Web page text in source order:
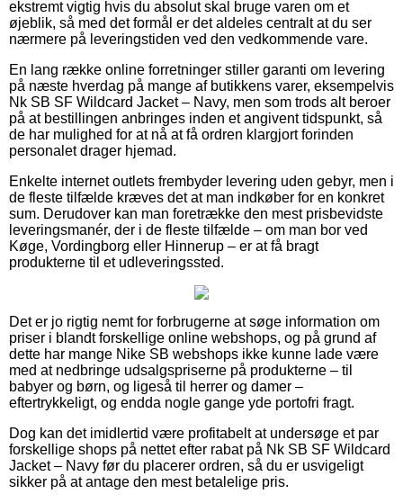
ekstremt vigtig hvis du absolut skal bruge varen om et
øjeblik, så med det formål er det aldeles centralt at du ser
nærmere på leveringstiden ved den vedkommende vare.
En lang række online forretninger stiller garanti om levering
på næste hverdag på mange af butikkens varer, eksempelvis
Nk SB SF Wildcard Jacket – Navy, men som trods alt beroer
på at bestillingen anbringes inden et angivent tidspunkt, så
de har mulighed for at nå at få ordren klargjort forinden
personalet drager hjemad.
Enkelte internet outlets frembyder levering uden gebyr, men i
de fleste tilfælde kræves det at man indkøber for en konkret
sum. Derudover kan man foretrække den mest prisbevidste
leveringsmanér, der i de fleste tilfælde – om man bor ved
Køge, Vordingborg eller Hinnerup – er at få bragt
produkterne til et udleveringssted.
Det er jo rigtig nemt for forbrugerne at søge information om
priser i blandt forskellige online webshops, og på grund af
dette har mange Nike SB webshops ikke kunne lade være
med at nedbringe udsalgspriserne på produkterne – til
babyer og børn, og ligeså til herrer og damer –
eftertrykkeligt, og endda nogle gange yde portofri fragt.
Dog kan det imidlertid være profitabelt at undersøge et par
forskellige shops på nettet efter rabat på Nk SB SF Wildcard
Jacket – Navy før du placerer ordren, så du er usvigeligt
sikker på at antage den mest betalelige pris.